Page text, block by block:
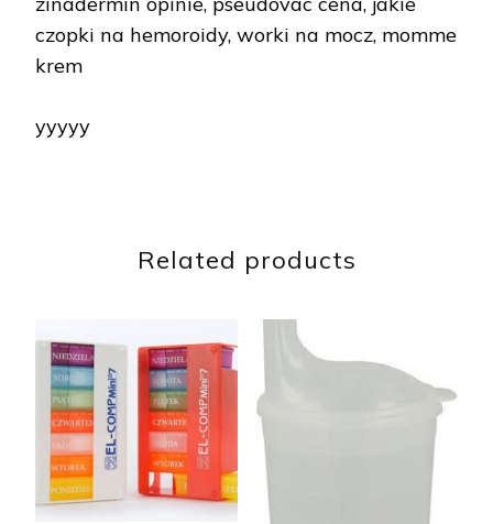
czopki na hemoroidy, worki na mocz, momme
krem
yyyyy
Related products